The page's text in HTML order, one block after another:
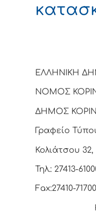
ΕΛΛΗΝΙΚΗ
ΝΟΜΟΣ
ΔΗΜΟΣ
Γραφείο
Κολιάτσου
Τηλ.: 27413-
Fax:27410-71700